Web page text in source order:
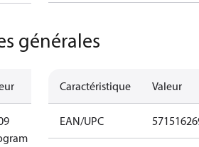
générales
Caractéristique Valeur
EAN/UPC